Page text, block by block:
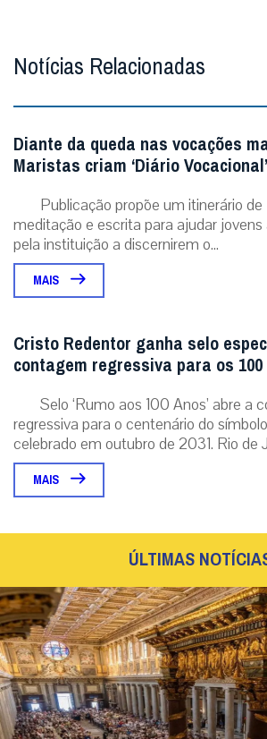
Notícias Relacionadas
Diante da queda nas vocações
Maristas criam ‘Diário
Publicação propõe um itinerário
meditação e escrita para ajudar
pela instituição a discernirem o...
MAIS
Cristo Redentor ganha selo
contagem regressiva para os
Selo ‘Rumo aos 100 Anos’ abre a
regressiva para o centenário do
celebrado em outubro de 2031. Rio de
MAIS
ÚLTIMAS